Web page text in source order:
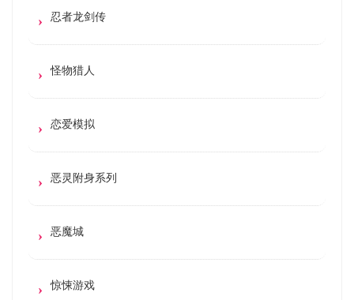
忍者龙剑传
怪物猎人
恋爱模拟
恶灵附身系列
恶魔城
惊悚游戏